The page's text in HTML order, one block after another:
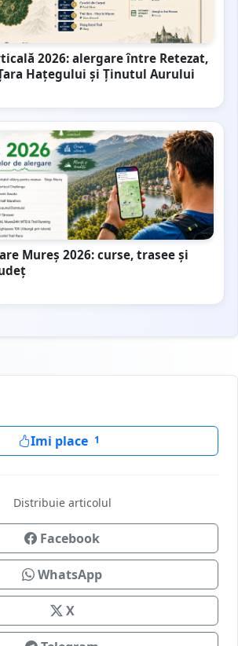
2026: alergare între Retezat,
Hațegului și Ținutul Aurului
Mureș 2026: curse, trasee și
Imi place 1
Distribuie articolul
Facebook
WhatsApp
X